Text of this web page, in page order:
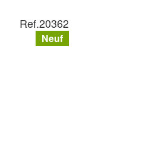
Ref.20362
Neuf